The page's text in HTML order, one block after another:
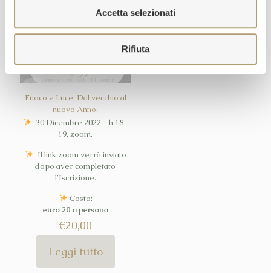
Accetta selezionati
Rifiuta
Sold out
Fuoco e Luce. Dal vecchio al
nuovo Anno.
30 Dicembre 2022 – h 18-
19, zoom.
Il link zoom verrà inviato
dopo aver completato
l’Iscrizione.
Costo:
euro 20 a persona
€20,00
Leggi tutto